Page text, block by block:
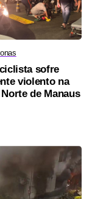
sofre
violento na
de Manaus